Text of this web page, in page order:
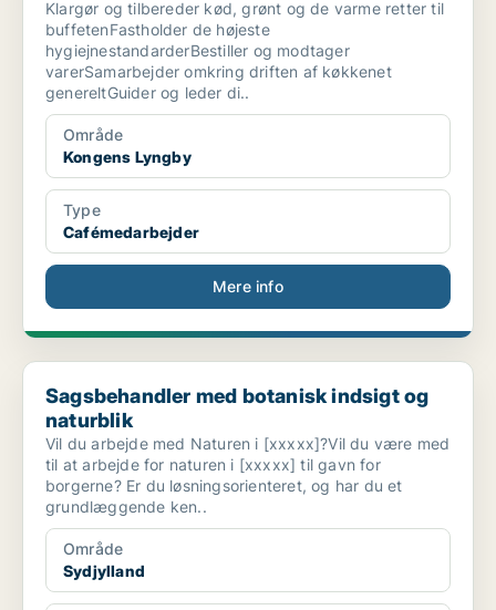
Klargør og tilbereder kød, grønt og de varme retter til
buffetenFastholder de højeste
hygiejnestandarderBestiller og modtager
varerSamarbejder omkring driften af køkkenet
genereltGuider og leder di..
Område
Kongens Lyngby
Type
Cafémedarbejder
Mere info
Sagsbehandler med botanisk indsigt og naturblik
Sagsbehandler med botanisk indsigt og
naturblik
Vil du arbejde med Naturen i [xxxxx]?Vil du være med
til at arbejde for naturen i [xxxxx] til gavn for
borgerne? Er du løsningsorienteret, og har du et
grundlæggende ken..
Område
Sydjylland